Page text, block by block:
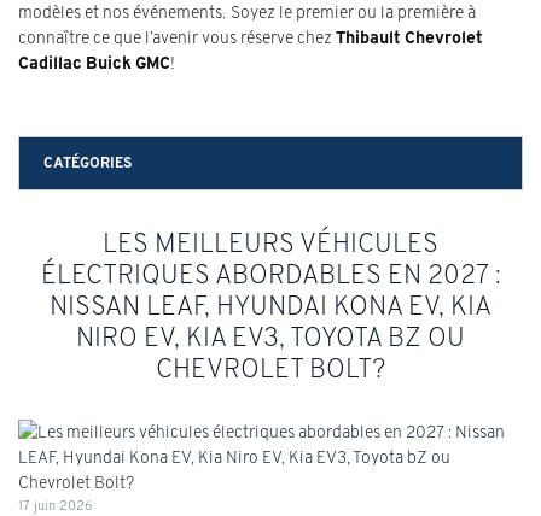
modèles et nos événements. Soyez le premier ou la première à
connaître ce que l’avenir vous réserve chez Thibault Chevrolet
Cadillac Buick GMC!
LES MEILLEURS VÉHICULES
ÉLECTRIQUES ABORDABLES EN 2027 :
NISSAN LEAF, HYUNDAI KONA EV, KIA
NIRO EV, KIA EV3, TOYOTA BZ OU
CHEVROLET BOLT?
17 juin 2026
CATÉGORIES